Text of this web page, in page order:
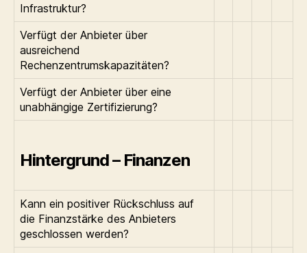
Infrastruktur?
Verfügt der Anbieter über
ausreichend
Rechenzentrumskapazitäten?
Verfügt der Anbieter über eine
unabhängige Zertifizierung?
Hintergrund – Finanzen
Kann ein positiver Rückschluss auf
die Finanzstärke des Anbieters
geschlossen werden?